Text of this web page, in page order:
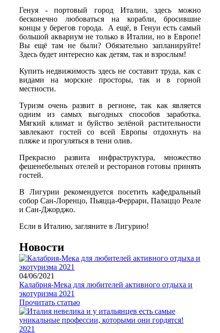
Генуя - портовый город Италии, здесь можно
бесконечно любоваться на корабли, бросившие
концы у берегов города. А ещё, в Генуи есть самый
большой аквариум не только в Италии, но в Европе!
Вы ещё там не были? Обязательно запланируйте!
Здесь будет интересно как детям, так и взрослым!
Купить недвижимость здесь не составит труда, как с
видами на морские просторы, так и в горной
местности.
Туризм очень развит в регионе, так как является
одним из самых выгодных способов заработка.
Мягкий климат и буйство зелёной растительности
завлекают гостей со всей Европы отдохнуть на
пляже и прогуляться в тени олив.
Прекрасно развита инфраструктура, множество
фешенебельных отелей и ресторанов готовы принять
гостей.
В Лигурии рекомендуется посетить кафедральный
собор Сан-Лоренцо, Пьяцца-Феррари, Палаццо Реале
и Сан-Джорджо.
Если в Италию, загляните в Лигурию!
Новости
04/06/2021
Калабрия-Мека для любителей активного отдыха и
экотуризма 2021
Прочитать статью